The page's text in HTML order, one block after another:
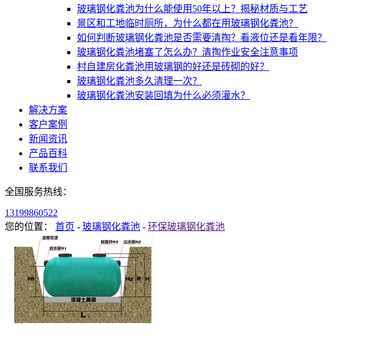
玻璃钢化粪池为什么能使用50年以上？揭秘材质与工艺
景区和工地临时厕所，为什么都在用玻璃钢化粪池？
如何判断玻璃钢化粪池是否需要清掏？看液位还是看年限？
玻璃钢化粪池堵塞了怎么办？清掏作业安全注意事项
村自建房化粪池用玻璃钢的好还是砖砌的好？
玻璃钢化粪池多久清理一次？
玻璃钢化粪池安装回填为什么必须灌水？
解决方案
客户案例
新闻资讯
产品百科
联系我们
全国服务热线：
13199860522
您的位置： 首页 - 玻璃钢化粪池 - 环保玻璃钢化粪池